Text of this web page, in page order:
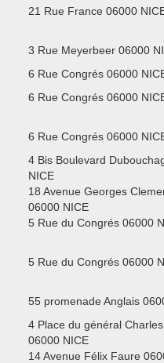
21 Rue France 06000
3 Rue Meyerbeer 06000
6 Rue Congrés 06000
6 Rue Congrés 06000
6 Rue Congrés 06000
4 Bis Boulevard
NICE
18 Avenue Georges
06000 NICE
5 Rue du Congrés 06000
5 Rue du Congrés 06000
55 promenade Anglais
4 Place du général
06000 NICE
14 Avenue Félix Faure